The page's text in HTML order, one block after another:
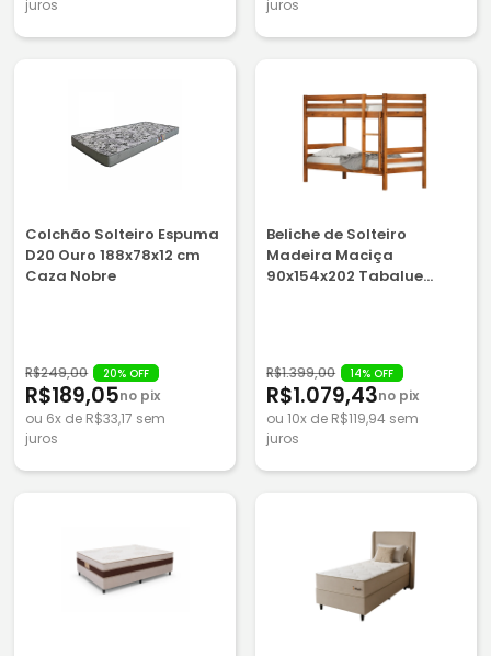
juros juros
Colchão Solteiro Espuma
D20 Ouro 188x78x12 cm
Caza Nobre
R$249,00 20% OFF
R$189,05no pix
ou 6x de R$33,17 sem
juros
Beliche de Solteiro
Madeira Maciça
90x154x202 Tabalue
R$1.399,00 14% OFF
R$1.079,43no pix
ou 10x de R$119,94 sem
juros